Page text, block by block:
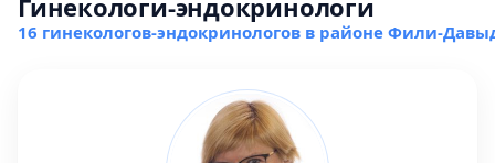
Гинекологи-эндокринологи
16 гинекологов-эндокринологов в районе Фили-